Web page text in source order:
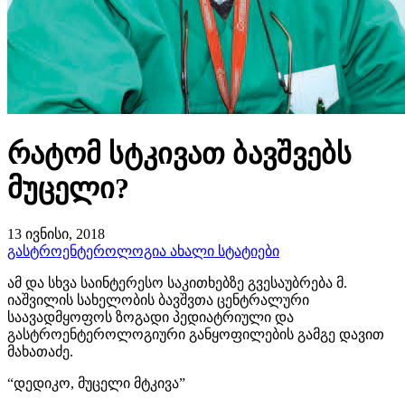
რატომ სტკივათ ბავშვებს
მუცელი?
13 ივნისი, 2018
გასტროენტეროლოგია ახალი სტატიები
ამ და სხვა საინტერესო საკითხებზე გვესაუბრება მ.
იაშვილის სახელობის ბავშვთა ცენტრალური
საავადმყოფოს ზოგადი პედიატრიული და
გასტროენტეროლოგიური განყოფილების გამგე დავით
მახათაძე.
“დედიკო, მუცელი მტკივა”